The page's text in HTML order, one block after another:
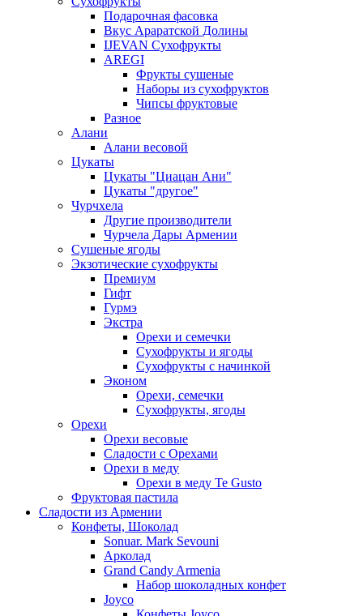
Подарочная фасовка
Вкус Араратской Долины
IJEVAN Сухофрукты
AREGI
Фрукты сушеные
Наборы из сухофруктов
Чипсы фруктовые
Разное
Алани
Алани весовой
Цукаты
Цукаты "Циацан Ани"
Цукаты "другое"
Чурчхела
Другие производители
Чурчела Дары Армении
Сушеные ягоды
Экзотические сухофрукты
Премиум
Гифт
Гурмэ
Экстра
Орехи и семечки
Сухофрукты и ягоды
Сухофрукты с начинкой
Эконом
Орехи, семечки
Сухофрукты, ягоды
Орехи
Орехи весовые
Сладости с Орехами
Орехи в меду
Орехи в меду Te Gusto
Фруктовая пастила
Сладости из Армении
Конфеты, Шоколад
Sonuar. Mark Sevouni
Арколад
Grand Candy Armenia
Набор шоколадных конфет
Joyco